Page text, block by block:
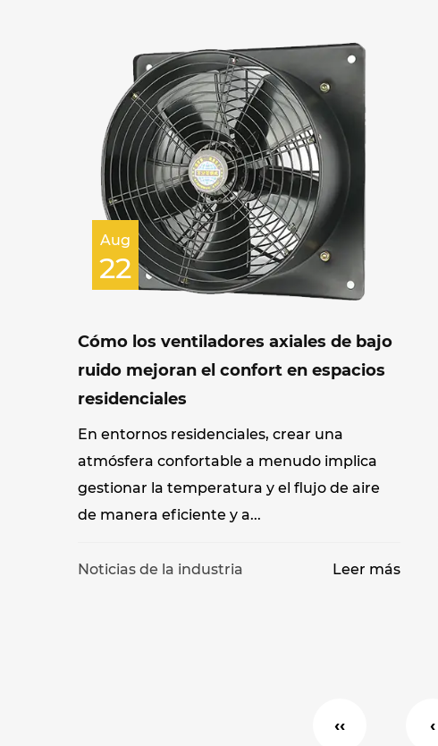
Aug
22
Cómo los ventiladores axiales de bajo
ruido mejoran el confort en espacios
residenciales
En entornos residenciales, crear una
atmósfera confortable a menudo implica
gestionar la temperatura y el flujo de aire
de manera eficiente y a...
Noticias de la industria Leer más
‹‹ ‹